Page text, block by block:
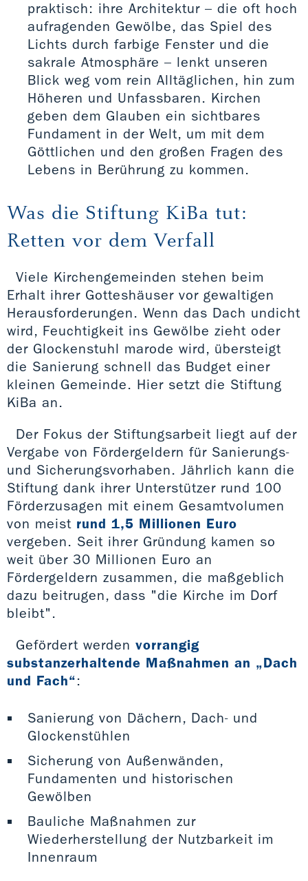
praktisch: ihre Architektur – die oft hoch
aufragenden Gewölbe, das Spiel des
Lichts durch farbige Fenster und die
sakrale Atmosphäre – lenkt unseren
Blick weg vom rein Alltäglichen, hin zum
Höheren und Unfassbaren. Kirchen
geben dem Glauben ein sichtbares
Fundament in der Welt, um mit dem
Göttlichen und den großen Fragen des
Lebens in Berührung zu kommen.
Was die Stiftung KiBa tut:
Retten vor dem Verfall
Viele Kirchengemeinden stehen beim
Erhalt ihrer Gotteshäuser vor gewaltigen
Herausforderungen. Wenn das Dach undicht
wird, Feuchtigkeit ins Gewölbe zieht oder
der Glockenstuhl marode wird, übersteigt
die Sanierung schnell das Budget einer
kleinen Gemeinde. Hier setzt die Stiftung
KiBa an.
Der Fokus der Stiftungsarbeit liegt auf der
Vergabe von Fördergeldern für Sanierungs-
und Sicherungsvorhaben. Jährlich kann die
Stiftung dank ihrer Unterstützer rund 100
Förderzusagen mit einem Gesamtvolumen
von meist rund 1,5 Millionen Euro
vergeben. Seit ihrer Gründung kamen so
weit über 30 Millionen Euro an
Fördergeldern zusammen, die maßgeblich
dazu beitrugen, dass "die Kirche im Dorf
bleibt".
Gefördert werden vorrangig
substanzerhaltende Maßnahmen an „Dach
und Fach“:
Sanierung von Dächern, Dach- und
Glockenstühlen
Sicherung von Außenwänden,
Fundamenten und historischen
Gewölben
Bauliche Maßnahmen zur
Wiederherstellung der Nutzbarkeit im
Innenraum